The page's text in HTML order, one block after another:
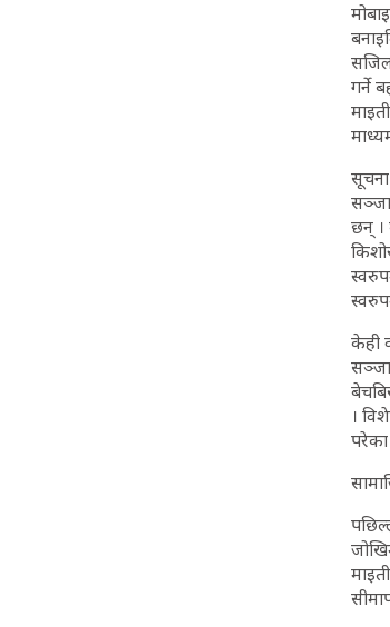
गर्ने
छन् ।
केही
।